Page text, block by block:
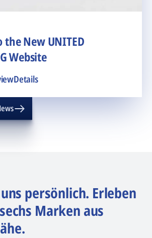
the New UNITED
Website
persönlich. Erleben
Marken aus